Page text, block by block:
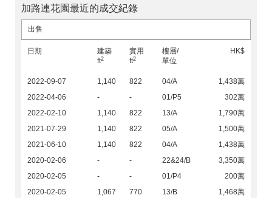
加路連花園最近的成交紀錄
出售
日期
建築
ft2
實用
ft2
樓層/
單位
HK$
2022-09-07 1,140 822 04/A
1,438萬
2022-04-06
- - 01/P5
302萬
2022-02-10
1,140 822 13/A
1,790萬
2021-07-29
1,140 822 05/A
1,500萬
2021-06-10
1,140 822 04/A
1,438萬
2020-02-06
- - 22&24/B
3,350萬
2020-02-05
- - 01/P4
200萬
2020-02-05
1,067 770 13/B
1,468萬